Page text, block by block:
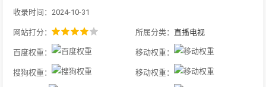
收录时间：2024-10-31
网站打分： 所属分类： 直播电视
百度权重： 移动权重：
搜狗权重： 移动权重：